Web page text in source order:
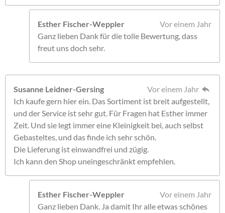
Esther Fischer-Weppler
Vor einem Jahr
Ganz lieben Dank für die tolle Bewertung, dass
freut uns doch sehr.
Susanne Leidner-Gersing
Vor einem Jahr
Ich kaufe gern hier ein. Das Sortiment ist breit aufgestellt,
und der Service ist sehr gut. Für Fragen hat Esther immer
Zeit. Und sie legt immer eine Kleinigkeit bei, auch selbst
Gebasteltes, und das finde ich sehr schön.
Die Lieferung ist einwandfrei und zügig.
Ich kann den Shop uneingeschränkt empfehlen.
Esther Fischer-Weppler
Vor einem Jahr
Ganz lieben Dank. Ja damit Ihr alle etwas schönes